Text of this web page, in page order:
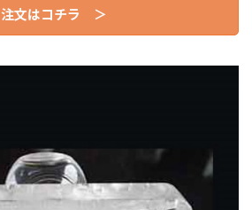
注文はコチラ ＞